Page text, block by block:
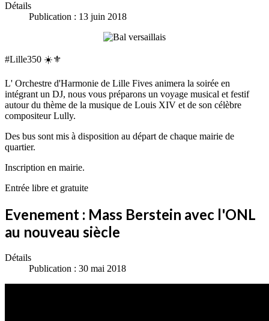
Détails
Publication : 13 juin 2018
#Lille350 ☀️⚜️
L' Orchestre d'Harmonie de Lille Fives animera la soirée en
intégrant un DJ, nous vous préparons un voyage musical et festif
autour du thème de la musique de Louis XIV et de son célèbre
compositeur Lully.
Des bus sont mis à disposition au départ de chaque mairie de
quartier.
Inscription en mairie.
Entrée libre et gratuite
Evenement : Mass Berstein avec l'ONL
au nouveau siècle
Détails
Publication : 30 mai 2018